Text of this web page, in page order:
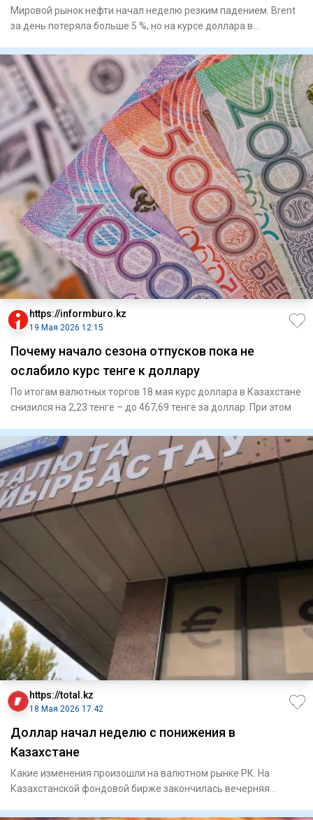
Мировой рынок нефти начал неделю резким падением. Brent
за день потеряла больше 5 %, но на курсе доллара в
https://informburo.kz
19 Мая 2026 12:15
Почему начало сезона отпусков пока не
ослабило курс тенге к доллару
По итогам валютных торгов 18 мая курс доллара в Казахстане
снизился на 2,23 тенге – до 467,69 тенге за доллар. При этом
https://total.kz
18 Мая 2026 17:42
Доллар начал неделю с понижения в
Казахстане
Какие изменения произошли на валютном рынке РК. На
Казахстанской фондовой бирже закончилась вечерняя